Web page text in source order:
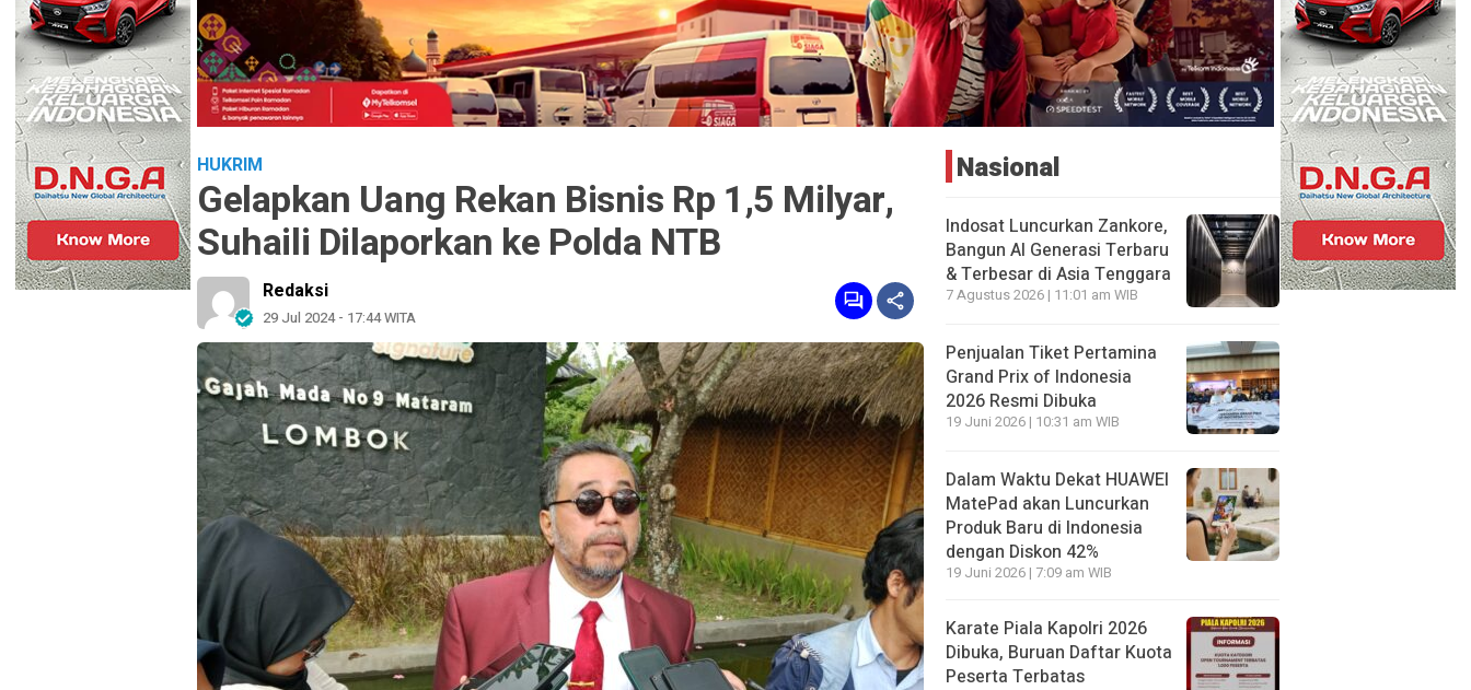
HUKRIM
Gelapkan Uang Rekan Bisnis Rp 1,5 Milyar,
Suhaili Dilaporkan ke Polda NTB
Redaksi
29 Jul 2024 - 17:44 WITA
Nasional
Indosat Luncurkan Zankore,
Bangun AI Generasi Terbaru
& Terbesar di Asia Tenggara
7 Agustus 2026 | 11:01 am WIB
Penjualan Tiket Pertamina
Grand Prix of Indonesia
2026 Resmi Dibuka
19 Juni 2026 | 10:31 am WIB
Dalam Waktu Dekat HUAWEI
MatePad akan Luncurkan
Produk Baru di Indonesia
dengan Diskon 42%
19 Juni 2026 | 7:09 am WIB
Karate Piala Kapolri 2026
Dibuka, Buruan Daftar Kuota
Peserta Terbatas